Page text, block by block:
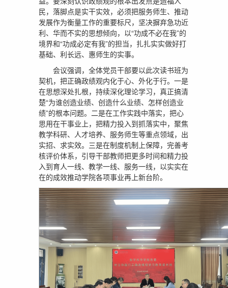
民，落脚点是实干实效，必须把服务师生、推动
发展作为衡量工作的重要标尺，坚决摒弃急功近
利、华而不实的思想倾向，以“功成不必在我”的
境界和“功成必定有我”的担当，扎扎实实做好打
基础、利长远、惠师生的实事。
会议强调，全体党员干部要以此次读书班为
契机，把正确政绩观内化于心、外化于行。一是
在思想深处扎根，持续深化理论学习，真正搞清
楚“为谁创造业绩、创造什么业绩、怎样创造业
绩”的根本问题。二是在工作实践中落实，把心
思用在干事业上，把精力投入到抓落实中，聚焦
教学科研、人才培养、服务师生等重点领域，出
实招、求实效。三是在制度机制上保障，完善考
核评价体系，引导干部教师把更多时间和精力投
入到育人一线、教学一线、服务一线，以实实在
在的成效推动学院各项事业再上新台阶。